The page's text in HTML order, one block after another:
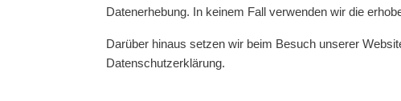
Datenerhebung. In keinem Fall verwenden wir die
Darüber hinaus setzen wir beim Besuch unserer
Datenschutzerklärung.